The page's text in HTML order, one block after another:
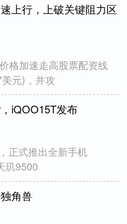
上行，上破关键阻力区
格加速走高股票配资线
元)，并攻
iQOO15T发布
正式推出全新手机
玑9500
角兽